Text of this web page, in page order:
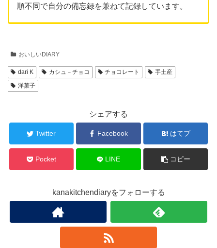
順不同で自分の備忘録を兼ねて記録しています。
おいしいDIARY
dari K カシュ－チョコ チョコレート
手土産
洋菓子
シェアする
Twitter Facebook はてブ
Pocket LINE コピー
kanakitchendiaryをフォローする